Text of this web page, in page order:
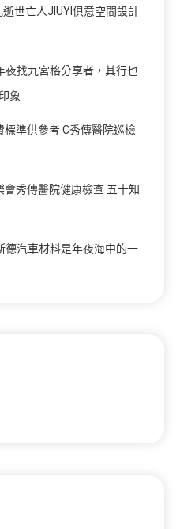
世亡人JIUYI俱意空間設計
夜找九宮格分享者，其行也
象
準供參考 C秀傳醫院巡檢
秀傳醫院健康檢查 五十知
德汽車材料是年夜海中的一